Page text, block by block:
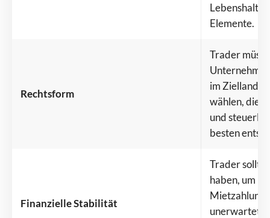
Elemente.
Rechtsform
Trader
im Zielland
wählen, die
und
besten
Finanzielle Stabilität
Trader
haben, um
unerwartete